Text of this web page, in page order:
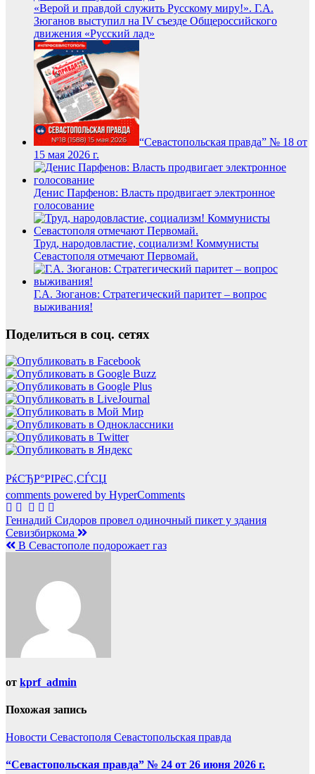
«Верой и правдой служить Русскому миру!». Г.А.
Зюганов выступил на IV съезде Общероссийского
движения «Русский лад»
“Севастопольская правда” № 18 от
15 мая 2026 г.
Денис Парфенов: Власть продвигает электронное
голосование
Труд, народовластие, социализм! Коммунисты
Севастополя отмечают Первомай.
Г.А. Зюганов: Стратегический паритет – вопрос
выживания!
Поделиться в соц. сетях
РќСЂР°РІРёС‚СЃСЏ
comments powered by HyperComments
Навигация
по
Геннадий Сидоров провел одиночный пикет у здания
Севизбиркома
В Севастополе подорожает газ
от kprf_admin
Похожая запись
Новости Севастополя Севастопольская правда
“Севастопольская правда” № 24 от 26 июня 2026 г.